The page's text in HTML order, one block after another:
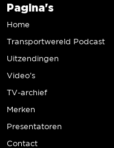
Pagina's
Home
Transportwereld Podcast
Uitzendingen
Video’s
TV-archief
Merken
Presentatoren
Contact